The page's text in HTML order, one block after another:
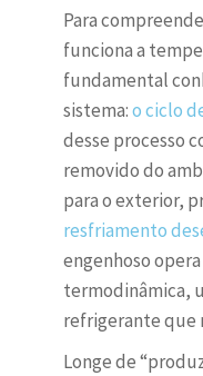
Para
funciona a
fundamental
sistema:o ciclo
desse processo
removido do
para o exterior,
resfriamento
engenhoso
termodinâmica,
refrigerante que
Longe de